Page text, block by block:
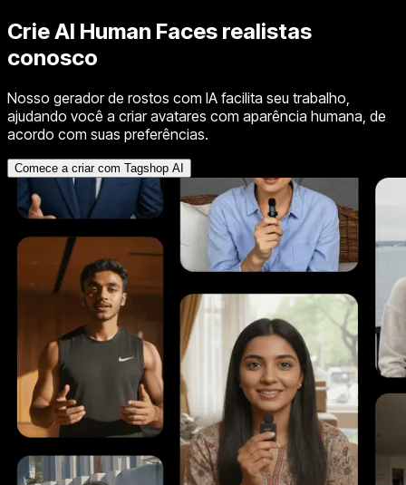
CrieAI Human Faces realistas
conosco
Nosso gerador de rostos com IA facilita seu trabalho,
ajudando você a criar avatares com aparência humana, de
acordo com suas preferências.
Comece a criar com Tagshop AI